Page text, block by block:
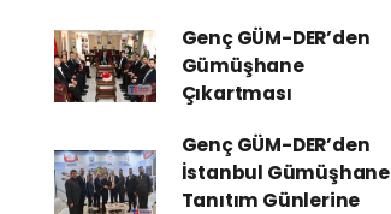
Genç GÜM-DER’den
Gümüşhane
Çıkartması
Genç GÜM-DER’den
İstanbul Gümüşhane
Tanıtım Günlerine